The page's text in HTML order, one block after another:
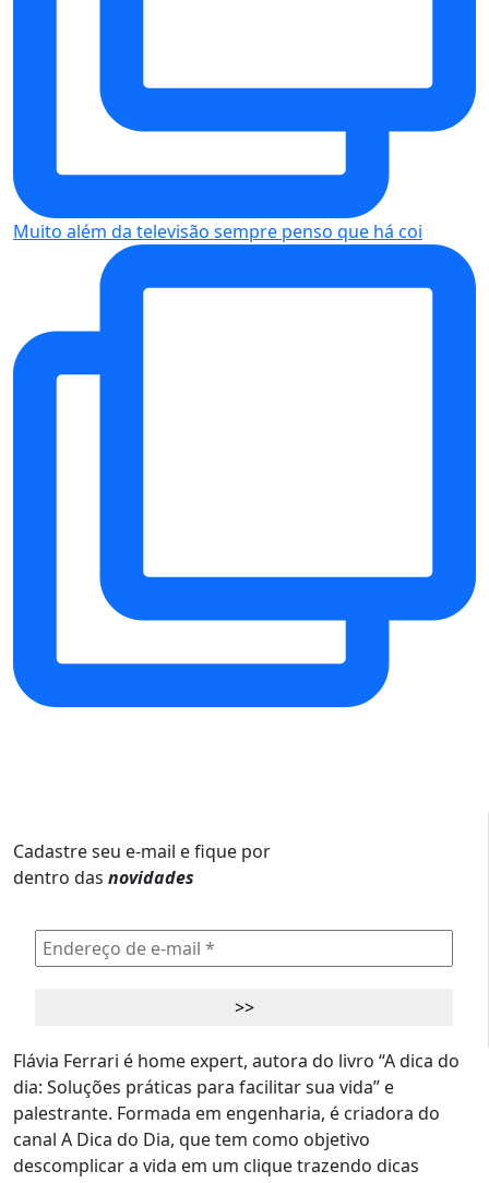
Muito além da televisão sempre penso que há coi
Cadastre seu e-mail e fique por
dentro das novidades
Flávia Ferrari é home expert, autora do livro “A dica do
dia: Soluções práticas para facilitar sua vida” e
palestrante. Formada em engenharia, é criadora do
canal A Dica do Dia, que tem como objetivo
descomplicar a vida em um clique trazendo dicas